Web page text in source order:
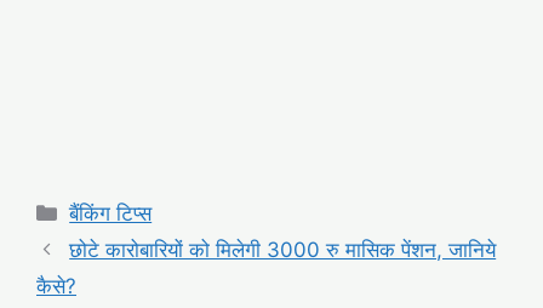
Categories
बैंकिंग टिप्स
छोटे कारोबारियों को मिलेगी 3000 रु मासिक पेंशन, जानिये
कैसे?